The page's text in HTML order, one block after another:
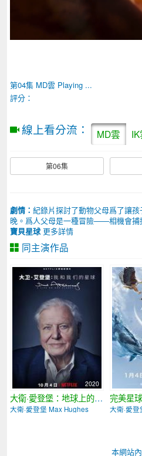
第04集 MD雲 Playing ...
評分：
線上看分流： MD雲
第06集
劇情： 紀錄片探討了動物父母爲了讓
晚。爲人父母是一種冒險——相機會捕
寶貝星球 更多詳情
同主演作品
2020
大衛·愛登堡：地球上的一段生命旅程
大衛·愛登堡 Max Hughes
完美星球
大衛·愛登
本網站